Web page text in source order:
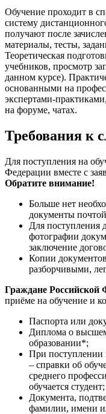
Обучение проходит в
систему
получают после
материалы, тесты,
Теоретическая
учебников, просмотр
данном курсе).
основанными на
экспертами-
на форуме, чатах.
Требования к
Для поступления на
Федерации вместе с
Обратите внимание!
Больше нет
документы
Для поступления
фотографии
заключение
Копии
разборчивыми,
Граждане Российской
приёме на обучение и
Паспорта или
Диплома о
образовании*;
При поступлении
– справки об
среднего
обучается студент;
Документа,
фамилии, имени